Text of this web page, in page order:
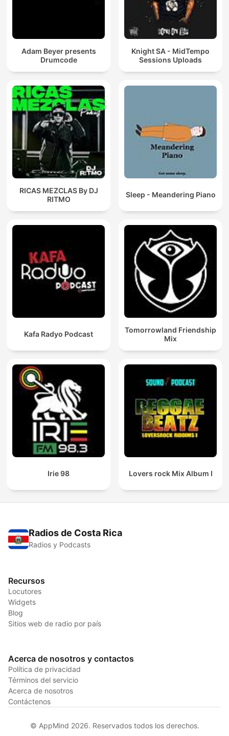
Adam Beyer presents
Drumcode
Knight SA - MidTempo
Sessions Uploads
RICAS MEZCLAS By DJ
RITMO
Sleep - Meandering Piano
Kafa Radyo Podcast
Tomorrowland Friendship
Mix
Irie 98 Lovers rock Mix Album I
Radios de Costa Rica
Radios y Podcasts
Recursos
Locutores
Widgets
Blog
Sitios web de radio por país
Acerca de nosotros y contactos
Política de privacidad
Términos del servicio
Acerca de nosotros
Contáctenos
© AppMind 2026. Reservados todos los derechos.